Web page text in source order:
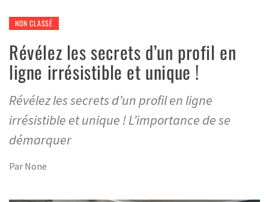
NON CLASSÉ
Révélez les secrets d’un profil en
ligne irrésistible et unique !
Révélez les secrets d’un profil en ligne
irrésistible et unique ! L’importance de se
démarquer
Par None